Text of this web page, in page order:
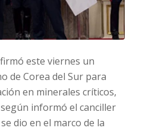
este viernes un
de Corea del Sur para
en minerales críticos,
informó el canciller
dio en el marco de la